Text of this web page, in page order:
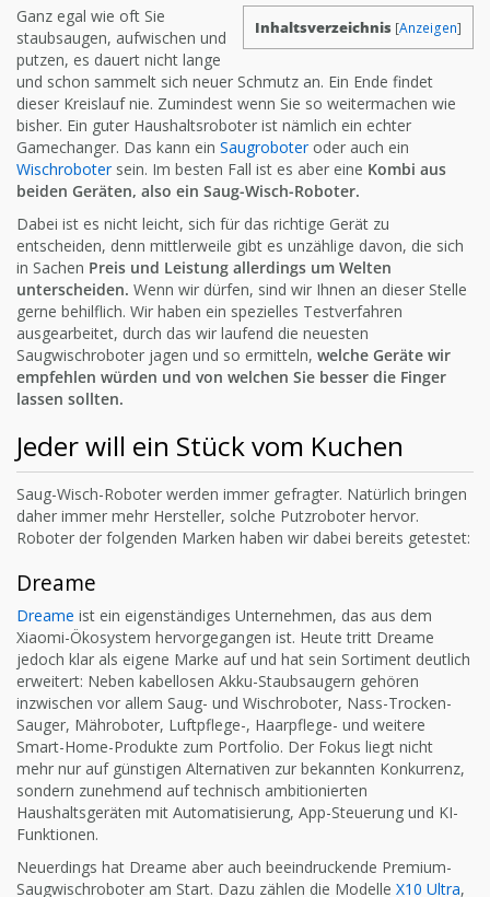
Inhaltsverzeichnis [Anzeigen]
Ganz egal wie oft Sie
staubsaugen, aufwischen und
putzen, es dauert nicht lange
und schon sammelt sich neuer Schmutz an. Ein Ende findet
dieser Kreislauf nie. Zumindest wenn Sie so weitermachen wie
bisher. Ein guter Haushaltsroboter ist nämlich ein echter
Gamechanger. Das kann ein Saugroboteroder auch ein
Wischroboter sein. Im besten Fall ist es aber eine Kombi aus
beiden Geräten, also ein Saug-Wisch-Roboter.
Dabei ist es nicht leicht, sich für das richtige Gerät zu
entscheiden, denn mittlerweile gibt es unzählige davon, die sich
in Sachen Preis und Leistung allerdings um Welten
unterscheiden. Wenn wir dürfen, sind wir Ihnen an dieser Stelle
gerne behilflich. Wir haben ein spezielles Testverfahren
ausgearbeitet, durch das wir laufend die neuesten
Saugwischroboter jagen und so ermitteln, welche Geräte wir
empfehlen würden und von welchen Sie besser die Finger
lassen sollten.
Jeder will ein Stück vom Kuchen
Saug-Wisch-Roboter werden immer gefragter. Natürlich bringen
daher immer mehr Hersteller, solche Putzroboter hervor.
Roboter der folgenden Marken haben wir dabei bereits getestet:
Dreame
Dreame ist ein eigenständiges Unternehmen, das aus dem
Xiaomi-Ökosystem hervorgegangen ist. Heute tritt Dreame
jedoch klar als eigene Marke auf und hat sein Sortiment deutlich
erweitert: Neben kabellosen Akku-Staubsaugern gehören
inzwischen vor allem Saug- und Wischroboter, Nass-Trocken-
Sauger, Mähroboter, Luftpflege-, Haarpflege- und weitere
Smart-Home-Produkte zum Portfolio. Der Fokus liegt nicht
mehr nur auf günstigen Alternativen zur bekannten Konkurrenz,
sondern zunehmend auf technisch ambitionierten
Haushaltsgeräten mit Automatisierung, App-Steuerung und KI-
Funktionen.
Neuerdings hat Dreame aber auch beeindruckende Premium-
Saugwischroboter am Start. Dazu zählen die Modelle X10 Ultra,